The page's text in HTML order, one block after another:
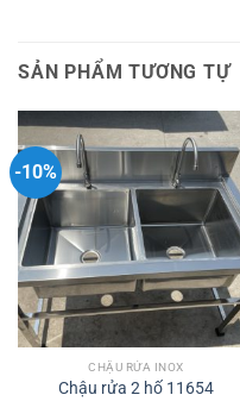
SẢN PHẨM TƯƠNG TỰ
-10%
CHẬU RỬA INOX
Chậu rửa 2 hố 11654